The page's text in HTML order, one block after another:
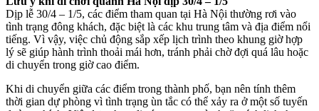
Dịp lễ 30/4 – 1/5, các điểm tham quan tại Hà Nội thường rơi vào
tình trạng đông khách, đặc biệt là các khu trung tâm và địa điểm nổi
tiếng. Vì vậy, việc chủ động sắp xếp lịch trình theo khung giờ hợp
lý sẽ giúp hành trình thoải mái hơn, tránh phải chờ đợi quá lâu hoặc
di chuyển trong giờ cao điểm.
Khi di chuyển giữa các điểm trong thành phố, bạn nên tính thêm
thời gian dự phòng vì tình trạng ùn tắc có thể xảy ra ở một số tuyến